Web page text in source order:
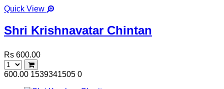
Quick View
Shri Krishnavatar Chintan
Rs 600.00
600.00 1539341505 0